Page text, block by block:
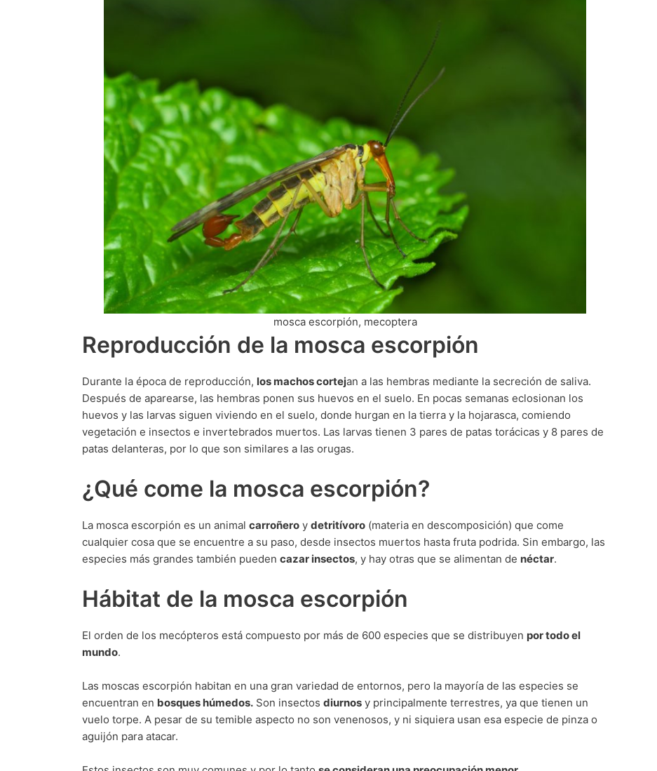
mosca escorpión, mecoptera
Reproducción de la mosca escorpión
Durante la época de reproducción, los machos cortejan a las hembras mediante la secreción de saliva.
Después de aparearse, las hembras ponen sus huevos en el suelo. En pocas semanas eclosionan los
huevos y las larvas siguen viviendo en el suelo, donde hurgan en la tierra y la hojarasca, comiendo
vegetación e insectos e invertebrados muertos. Las larvas tienen 3 pares de patas torácicas y 8 pares de
patas delanteras, por lo que son similares a las orugas.
¿Qué come la mosca escorpión?
La mosca escorpión es un animal carroñero y detritívoro (materia en descomposición) que come
cualquier cosa que se encuentre a su paso, desde insectos muertos hasta fruta podrida. Sin embargo, las
especies más grandes también pueden cazar insectos, y hay otras que se alimentan de néctar.
Hábitat de la mosca escorpión
El orden de los mecópteros está compuesto por más de 600 especies que se distribuyen por todo el
mundo.
Las moscas escorpión habitan en una gran variedad de entornos, pero la mayoría de las especies se
encuentran en bosques húmedos. Son insectos diurnos y principalmente terrestres, ya que tienen un
vuelo torpe. A pesar de su temible aspecto no son venenosos, y ni siquiera usan esa especie de pinza o
aguijón para atacar.